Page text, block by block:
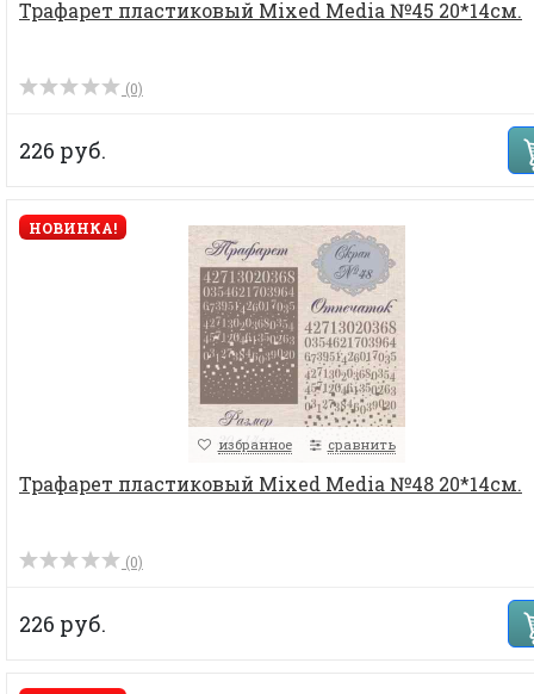
Трафарет пластиковый Mixed Media №45 20*14см.
(0)
226 руб.
НОВИНКА!
избранное сравнить
Трафарет пластиковый Mixed Media №48 20*14см.
(0)
226 руб.